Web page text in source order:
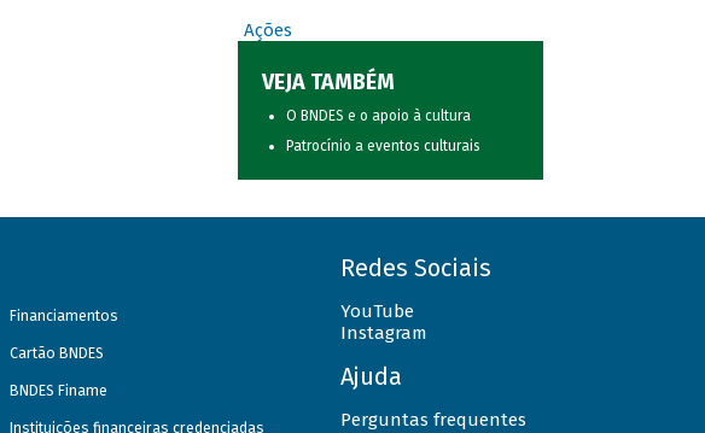
Ações
VEJA TAMBÉM
O BNDES e o apoio à cultura
Patrocínio a eventos culturais
Financiamentos
Cartão BNDES
BNDES Finame
Instituições financeiras credenciadas
Redes Sociais
YouTube
Instagram
Ajuda
Perguntas frequentes